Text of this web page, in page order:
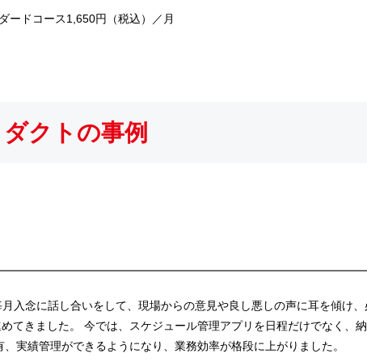
ードコース1,650円（税込）／月
クトの事例
入念に話し合いをして、現場からの意見や良し悪しの声に耳を傾け
てきました。 今では、スケジュール管理アプリを日程だけでなく、
実績管理ができるようになり、業務効率が格段に上がりました。